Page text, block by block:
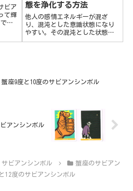
過ぎを制御して、適度な状態に
の中で安全に行動する。抑えす
ぎる場合もあります。
ビア
て輝
態を浄化する方法
他人の感情エネルギーが混ざ
り、混沌とした意識状態になり
やすい。その混沌とした状態を
浄化する方法について。簡単な
蟹座9度と10度のサビアンシンボル
アンシンボル
サビアンシンボル
蟹座のサビアン
12度のサビアンシンボル